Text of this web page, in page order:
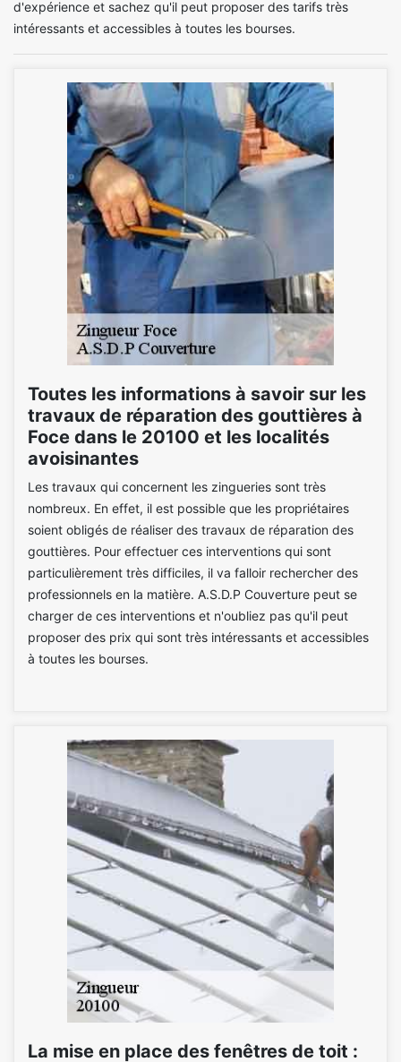
d'expérience et sachez qu'il peut proposer des tarifs très
intéressants et accessibles à toutes les bourses.
Toutes les informations à savoir sur les
travaux de réparation des gouttières à
Foce dans le 20100 et les localités
avoisinantes
Les travaux qui concernent les zingueries sont très
nombreux. En effet, il est possible que les propriétaires
soient obligés de réaliser des travaux de réparation des
gouttières. Pour effectuer ces interventions qui sont
particulièrement très difficiles, il va falloir rechercher des
professionnels en la matière. A.S.D.P Couverture peut se
charger de ces interventions et n'oubliez pas qu'il peut
proposer des prix qui sont très intéressants et accessibles
à toutes les bourses.
La mise en place des fenêtres de toit :